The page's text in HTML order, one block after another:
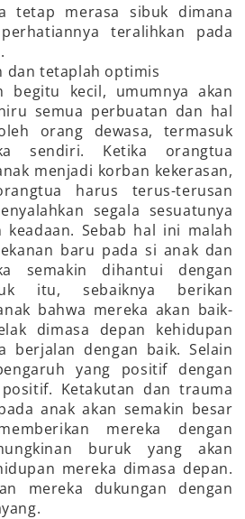
tetap merasa sibuk dimana
teralihkan pada
dan tetaplah optimis
begitu kecil, umumnya akan
semua perbuatan dan hal
orang dewasa, termasuk
sendiri. Ketika orangtua
menjadi korban kekerasan,
harus terus-terusan
segala sesuatunya
Sebab hal ini malah
baru pada si anak dan
semakin dihantui dengan
itu, sebaiknya berikan
bahwa mereka akan baik-
dimasa depan kehidupan
berjalan dengan baik. Selain
yang positif dengan
Ketakutan dan trauma
anak akan semakin besar
mereka dengan
buruk yang akan
mereka dimasa depan.
mereka dukungan dengan